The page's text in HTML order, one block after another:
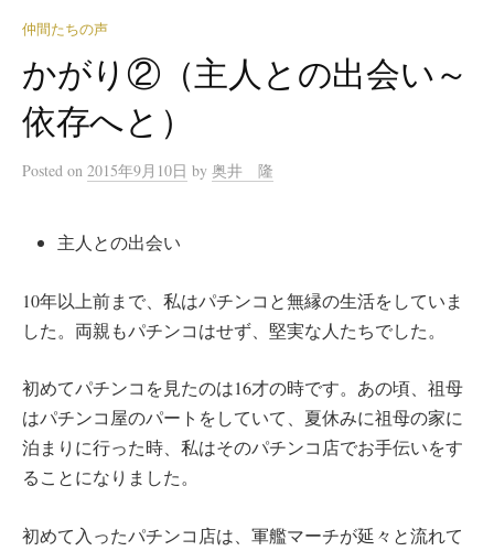
仲間たちの声
かがり②（主人との出会い～
依存へと）
Posted on 2015年9月10日 by 奥井 隆
主人との出会い
10年以上前まで、私はパチンコと無縁の生活をしていま
した。両親もパチンコはせず、堅実な人たちでした。
初めてパチンコを見たのは16才の時です。あの頃、祖母
はパチンコ屋のパートをしていて、夏休みに祖母の家に
泊まりに行った時、私はそのパチンコ店でお手伝いをす
ることになりました。
初めて入ったパチンコ店は、軍艦マーチが延々と流れて